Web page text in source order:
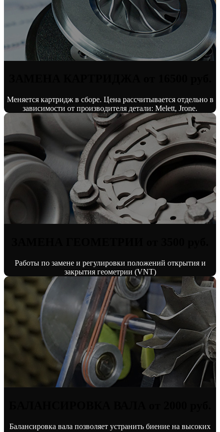
Меняется картридж в сборе. Цена рассчитывается отдельно в
зависимости от производителя детали: Melett, Jrone.
Работы по замене и регулировки положений открытия и
закрытия геометрии (VNT)
Балансировка вала позволяет устранить биение на высоких